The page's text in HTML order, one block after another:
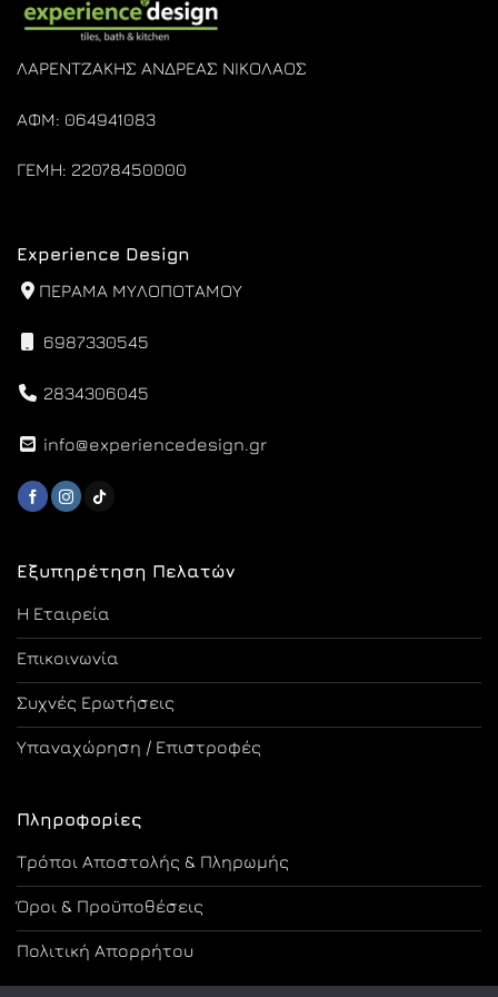
ΛΑΡΕΝΤΖΑΚΗΣ ΑΝΔΡΕΑΣ ΝΙΚΟΛΑΟΣ
ΑΦΜ: 064941083
ΓΕΜΗ: 22078450000
Εξυπηρέτηση Πελατών
Η Εταιρεία
Επικοινωνία
Συχνές Ερωτήσεις
Υπαναχώρηση / Επιστροφές
Πληροφορίες
Τρόποι Αποστολής & Πληρωμής
Όροι & Προϋποθέσεις
Πολιτική Απορρήτου
Experience Design
ΠΕΡΑΜΑ ΜΥΛΟΠΟΤΑΜΟΥ
6987330545
2834306045
info@experiencedesign.gr